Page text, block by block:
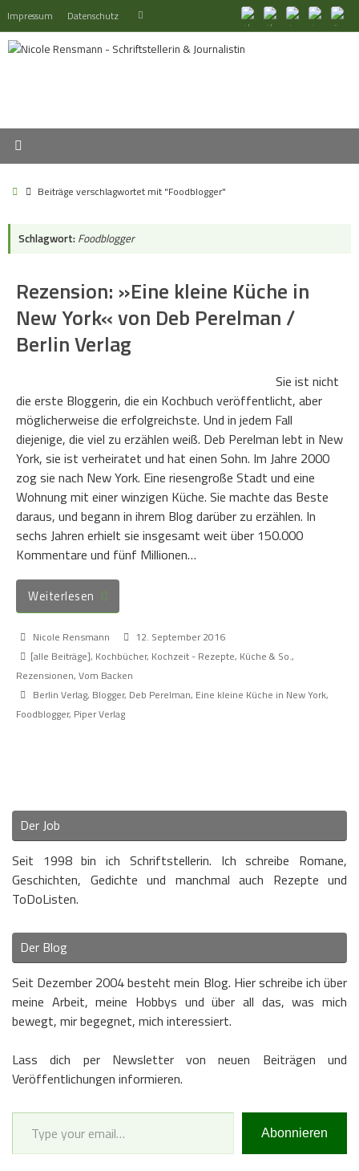
Inhalt
springen
Impressum Datenschutz Suchen
StartBeiträge verschlagwortet mit "Foodblogger"
Schlagwort: Foodblogger
Rezension: »Eine kleine Küche in
New York« von Deb Perelman /
Berlin Verlag
Sie ist nicht
die erste Bloggerin, die ein Kochbuch veröffentlicht, aber
möglicherweise die erfolgreichste. Und in jedem Fall
diejenige, die viel zu erzählen weiß. Deb Perelman lebt in New
York, sie ist verheiratet und hat einen Sohn. Im Jahre 2000
zog sie nach New York. Eine riesengroße Stadt und eine
Wohnung mit einer winzigen Küche. Sie machte das Beste
daraus, und begann in ihrem Blog darüber zu erzählen. In
sechs Jahren erhielt sie insgesamt weit über 150.000
Kommentare und fünf Millionen…
Weiterlesen
Nicole Rensmann
12. September 2016
[alle Beiträge], Kochbücher, Kochzeit - Rezepte, Küche & So.,
Rezensionen, Vom Backen
Berlin Verlag, Blogger, Deb Perelman, Eine kleine Küche in New York,
Foodblogger, Piper Verlag
Der Job
Seit 1998 bin ich Schriftstellerin. Ich schreibe Romane,
Geschichten, Gedichte und manchmal auch Rezepte und
ToDoListen.
Der Blog
Seit Dezember 2004 besteht mein Blog. Hier schreibe ich über
meine Arbeit, meine Hobbys und über all das, was mich
bewegt, mir begegnet, mich interessiert.
Lass dich per Newsletter von neuen Beiträgen und
Veröffentlichungen informieren.
Type your email…
Abonnieren